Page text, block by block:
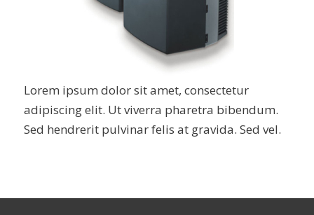
Lorem ipsum dolor sit amet, consectetur
adipiscing elit. Ut viverra pharetra bibendum.
Sed hendrerit pulvinar felis at gravida. Sed vel.